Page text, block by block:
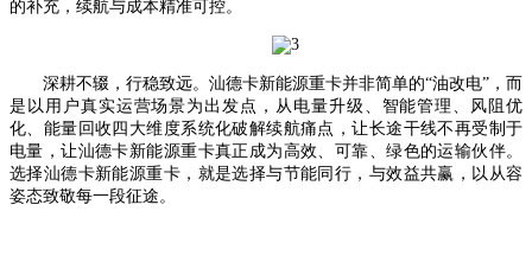
的补充，续航与成本精准可控。
深耕不辍，行稳致远。 汕德卡新能源重卡并非简单的“油改电”，而
是以用户真实运营场景为出发点，从 电量升级 、 智能管理 、 风阻优
化、 能量回收 四大维度系统化破解续航痛点 ，让长途干线不再受制于
电量，让汕德卡新能源重卡真正成为高效、可靠、绿色的运输伙伴。
选择汕德卡新能源重卡 ，就是选择与节能 同行，与效益共赢，以从容
姿态致敬每一段征途。